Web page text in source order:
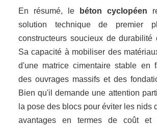
En résumé, le béton cyclopéen
solution technique de premier
constructeurs soucieux de durabilité
Sa capacité à mobiliser des
d'une matrice cimentaire stable en
des ouvrages massifs et des
Bien qu'il demande une attention
la pose des blocs pour éviter les nids
avantages en termes de coût et